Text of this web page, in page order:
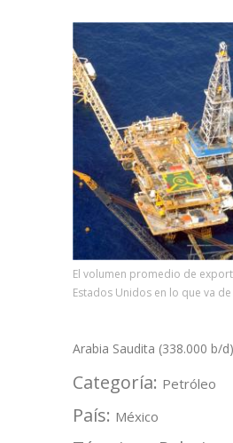
El volumen promedio de
Estados Unidos en lo que va
Arabia Saudita (338.000 b/
Categoría: Petróleo
País: México